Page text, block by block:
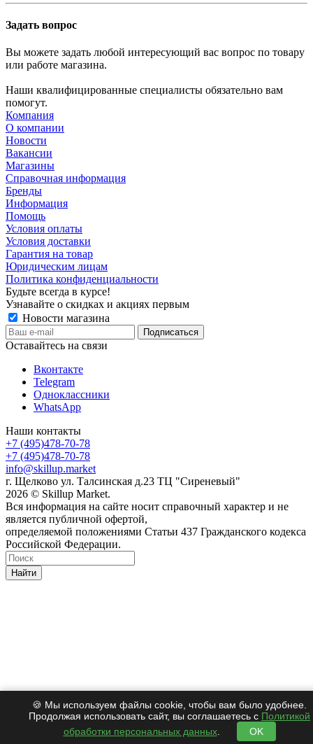
Задать вопрос
Вы можете задать любой интересующий вас вопрос по товару
или работе магазина.
Наши квалифицированные специалисты обязательно вам
помогут.
Компания
О компании
Новости
Вакансии
Магазины
Справочная информация
Бренды
Информация
Помощь
Условия оплаты
Условия доставки
Гарантия на товар
Юридическим лицам
Политика конфиденциальности
Будьте всегда в курсе!
Узнавайте о скидках и акциях первым
Новости магазина
Оставайтесь на связи
Вконтакте
Telegram
Одноклассники
WhatsApp
Наши контакты
+7 (495)478-70-78
+7 (495)478-70-78
info@skillup.market
г. Щелково ул. Талсинская д.23 ТЦ "Сиреневый"
2026 © Skillup Market.
Вся информация на сайте носит справочный характер и не
является публичной офертой,
определяемой положениями Статьи 437 Гражданского кодекса
Российской Федерации.
Найти
🍪 Мы используем файлы cookie, чтобы вам было удобнее.
Продолжая использовать сайт, вы соглашаетесь с Политикой
обработки персональных данных. OK